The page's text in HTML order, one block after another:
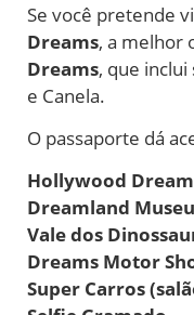
Se você pretende
Dreams, a melhor
Dreams, que
e Canela.
O passaporte dá
Hollywood
Dreamland
Vale dos
Dreams Motor
Super Carros